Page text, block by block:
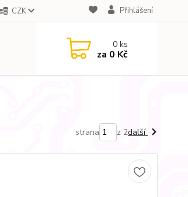
CZK Přihlášení
0ks
za 0 Kč
strana z 2další